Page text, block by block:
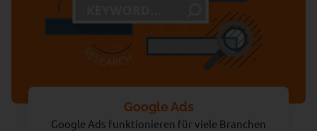
Google Ads
Google Ads funktionieren für viele Branchen